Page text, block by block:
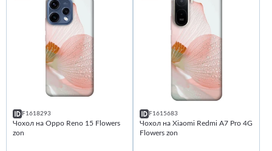
F1618293
Чохол на Oppo Reno 15 Flowers
zon
F1615683
Чохол на Xiaomi Redmi A7 Pro 4G
Flowers zon